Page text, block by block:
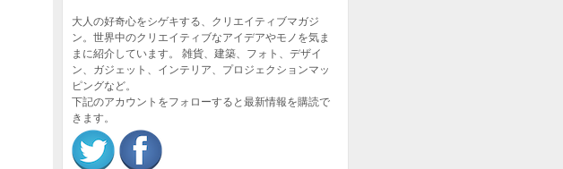
大人の好奇心をシゲキする、クリエイティブマガジ
ン。世界中のクリエイティブなアイデアやモノを気ま
まに紹介しています。 雑貨、建築、フォト、デザイ
ン、ガジェット、インテリア、プロジェクションマッ
ピングなど。
下記のアカウントをフォローすると最新情報を購読で
きます。